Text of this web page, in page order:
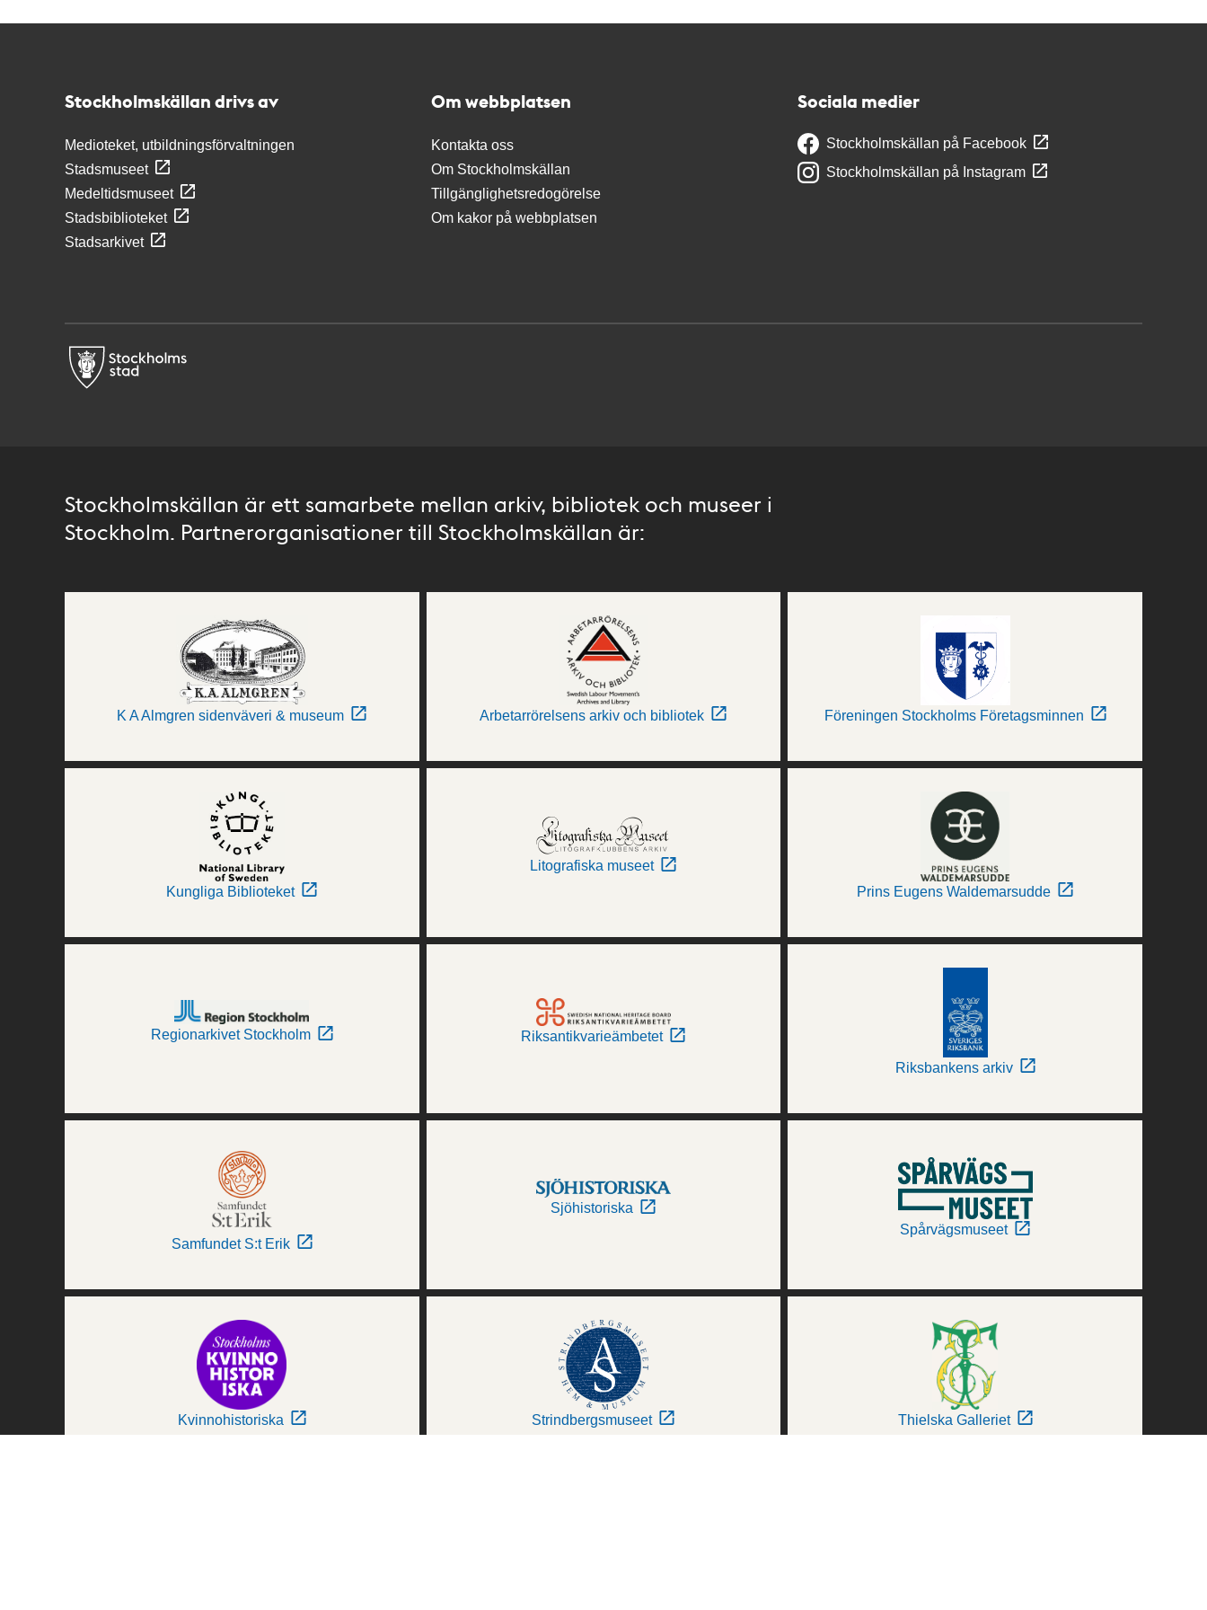
Stockholmskällan drivs av
Medioteket, utbildningsförvaltningen
Stadsmuseet
Medeltidsmuseet
Stadsbiblioteket
Stadsarkivet
Om webbplatsen
Kontakta oss
Om Stockholmskällan
Tillgänglighetsredogörelse
Om kakor på webbplatsen
Sociala medier
Stockholmskällan på Facebook
Stockholmskällan på Instagram
Stockholmskällan är ett samarbete mellan arkiv, bibliotek och museer i
Stockholm. Partnerorganisationer till Stockholmskällan är:
K A Almgren sidenväveri & museum Arbetarrörelsens arkiv och bibliotek Föreningen Stockholms Företagsminnen
Kungliga Biblioteket
Litografiska museet
Prins Eugens Waldemarsudde
Regionarkivet Stockholm Riksantikvarieämbetet
Riksbankens arkiv
Samfundet S:t Erik
Sjöhistoriska
Spårvägsmuseet
Kvinnohistoriska Strindbergsmuseet Thielska Galleriet